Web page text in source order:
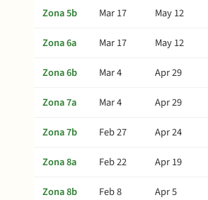
Zona 5b
Mar 17 May 12
Zona 6a
Mar 17 May 12
Zona 6b
Mar 4 Apr 29
Zona 7a
Mar 4 Apr 29
Zona 7b
Feb 27 Apr 24
Zona 8a
Feb 22 Apr 19
Zona 8b
Feb 8 Apr 5